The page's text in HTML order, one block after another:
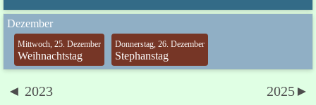
Dezember
Mittwoch, 25. Dezember
Weihnachtstag
Donnerstag, 26. Dezember
Stephanstag
◄ 2023 2025►